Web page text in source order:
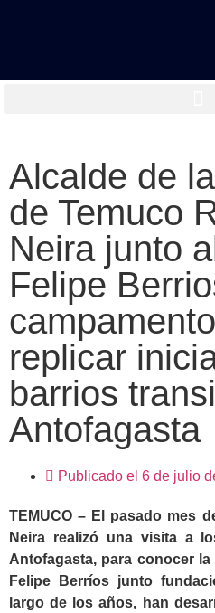
Alcalde de
de Temuco
Neira junto
Felipe
replicar
barrios
Antofagasta
Publicado el 6 de julio
TEMUCO – El pasado mes
Neira realizó una visita a
Antofagasta, para conocer
Felipe Berríos junto
largo de los años, han